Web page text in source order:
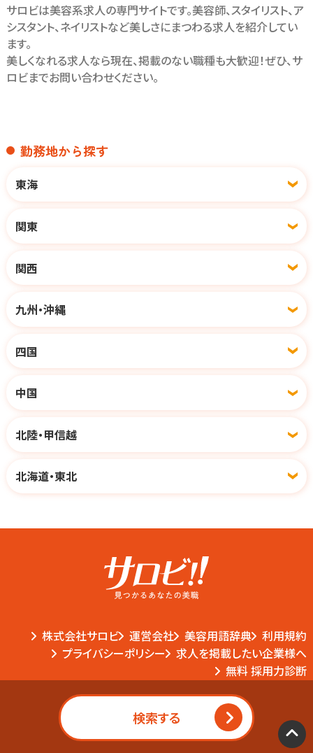
検索する
サロビは美容系求人の専門サイトです。美容師、スタイリスト、ア
シスタント、ネイリストなど美しさにまつわる求人を紹介してい
ます。
美しくなれる求人なら現在、掲載のない職種も大歓迎！ぜひ、サ
ロビまでお問い合わせください。
勤務地から探す
東海
関東
関西
九州・沖縄
四国
中国
北陸・甲信越
北海道・東北
株式会社サロビ 運営会社 美容用語辞典
利用規約
プライバシーポリシー
求人を掲載したい企業様へ
無料 採用力診断
© 2024 サロビ. All Rights Reserved.